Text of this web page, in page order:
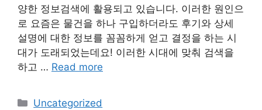
양한 정보검색에 활용되고 있습니다. 이러한 원인으
로 요즘은 물건을 하나 구입하더라도 후기와 상세
설명에 대한 정보를 꼼꼼하게 얻고 결정을 하는 시
대가 도래되었는데요! 이러한 시대에 맞춰 검색을
하고 … Read more
Categories
Uncategorized